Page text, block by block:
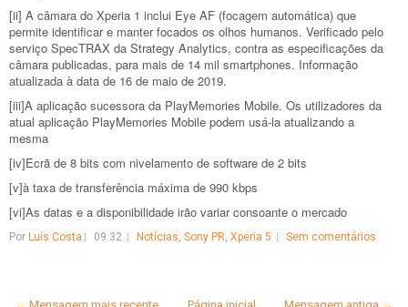
[ii] A câmara do Xperia 1 inclui Eye AF (focagem automática) que
permite identificar e manter focados os olhos humanos. Verificado pelo
serviço SpecTRAX da Strategy Analytics, contra as especificações da
câmara publicadas, para mais de 14 mil smartphones. Informação
atualizada à data de 16 de maio de 2019.
[iii]A aplicação sucessora da PlayMemories Mobile. Os utilizadores da
atual aplicação PlayMemories Mobile podem usá-la atualizando a
mesma
[iv]Ecrã de 8 bits com nivelamento de software de 2 bits
[v]à taxa de transferência máxima de 990 kbps
[vi]As datas e a disponibilidade irão variar consoante o mercado
Por Luís Costa 09:32 Notícias, Sony PR, Xperia 5 Sem comentários